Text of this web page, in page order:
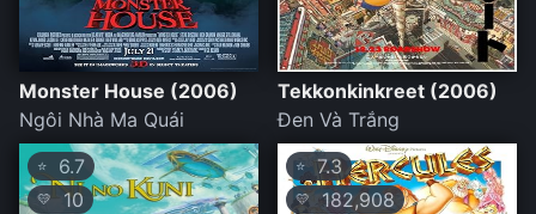
Monster House (2006)
Ngôi Nhà Ma Quái
Tekkonkinkreet (2006)
Đen Và Trắng
⭐ 6.7
💛 10
⭐7.3
💛 182,908